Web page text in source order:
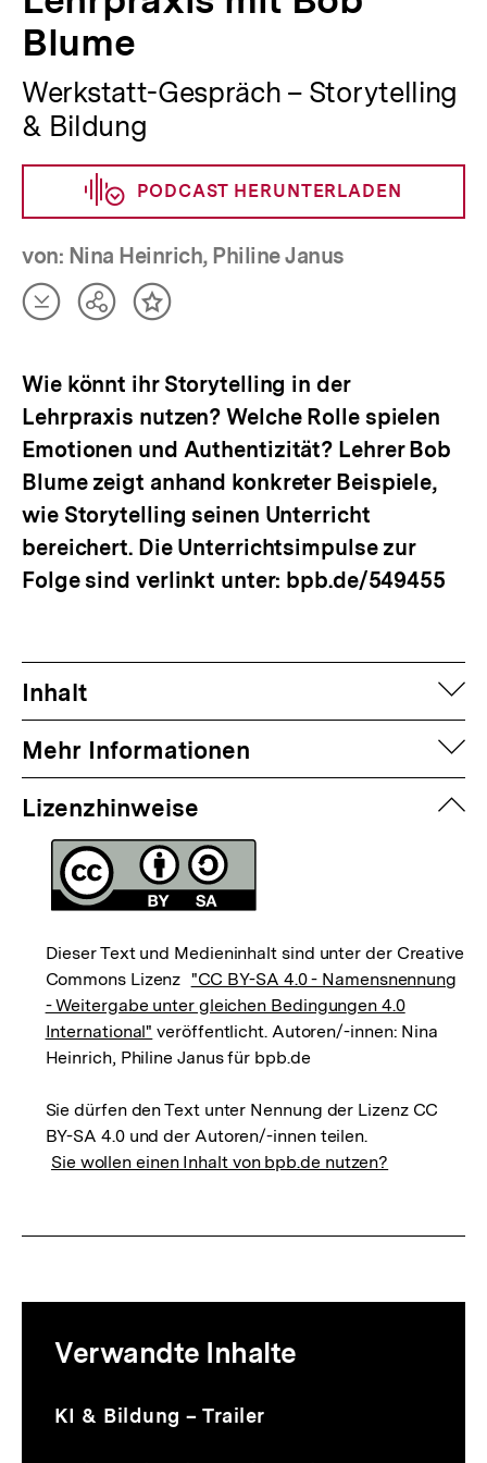
Blume
Werkstatt-Gespräch – Storytelling
& Bildung
PODCAST HERUNTERLADEN
von: Nina Heinrich, Philine Janus
Artikel
herunterladen
TeilenInhalt
Wie könnt ihr Storytelling in der
Lehrpraxis nutzen? Welche Rolle spielen
Emotionen und Authentizität? Lehrer Bob
Blume zeigt anhand konkreter Beispiele,
wie Storytelling seinen Unterricht
bereichert. Die Unterrichtsimpulse zur
Folge sind verlinkt unter: bpb.de/549455
Inhalt
Mehr Informationen
Lizenzhinweise
Dieser Text und Medieninhalt sind unter der Creative
Commons Lizenz "CC BY-SA 4.0 - Namensnennung
- Weitergabe unter gleichen Bedingungen 4.0
International" veröffentlicht. Autoren/-innen: Nina
Heinrich, Philine Janus für bpb.de
Sie dürfen den Text unter Nennung der Lizenz CC
BY-SA 4.0 und der Autoren/-innen teilen.
Sie wollen einen Inhalt von bpb.de nutzen?
zur
Thematik
Verwandte Inhalte
Inhaltskarussell
Audio
Dauer
KI & Bildung – Trailer